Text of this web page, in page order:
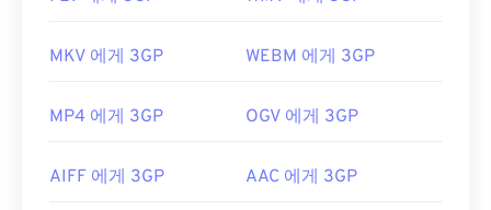
MKV 에게 3GP WEBM 에게 3GP
MP4 에게 3GP OGV 에게 3GP
AIFF 에게 3GP AAC 에게 3GP